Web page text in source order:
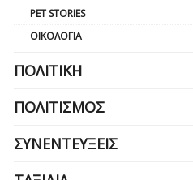
PET STORIES
ΟΙΚΟΛΟΓΊΑ
ΠΟΛΙΤΙΚΉ
ΠΟΛΙΤΙΣΜΌΣ
ΣΥΝΕΝΤΕΎΞΕΙΣ